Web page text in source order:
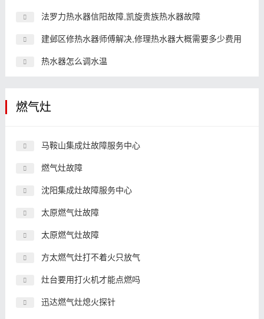
法罗力热水器信阳故障,凯旋贵族热水器故障
建邺区修热水器师傅解决,修理热水器大概需要多少费用
热水器怎么调水温
燃气灶
马鞍山集成灶故障服务中心
燃气灶故障
沈阳集成灶故障服务中心
太原燃气灶故障
太原燃气灶故障
方太燃气灶打不着火只放气
灶台要用打火机才能点燃吗
迅达燃气灶熄火探针